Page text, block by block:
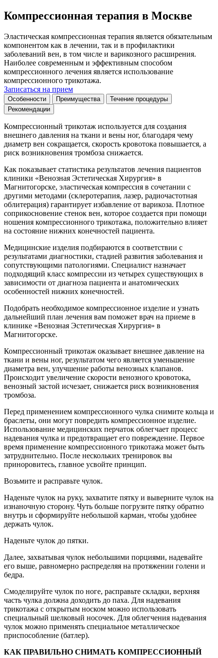
Компрессионная терапия в Москве
Эластическая компрессионная терапия является обязательным
компонентом как в лечении, так и в профилактики
заболеваний вен, в том числе и варикозного расширения.
Наиболее современным и эффективным способом
компрессионного лечения является использование
компрессионного трикотажа.
Записаться на прием
Особенности Преимущества
Течение процедуры
Рекомендации
Компрессионный трикотаж используется для создания
внешнего давления на ткани и вены ног, благодаря чему
диаметр вен сокращается, скорость кровотока повышается, а
риск возникновения тромбоза снижается.
Как показывает статистика результатов лечения пациентов
клиники «Венозная Эстетическая Хирургия» в
Магнитогорске, эластическая компрессия в сочетании с
другими методами (склеротерапия, лазер, радиочастотная
облитерация) гарантирует избавление от варикоза. Плотное
соприкосновение стенок вен, которое создается при помощи
ношения компрессионного трикотажа, положительно влияет
на состояние нижних конечностей пациента.
Медицинские изделия подбираются в соответствии с
результатами диагностики, стадией развития заболевания и
сопутствующими патологиями. Специалист назначает
подходящий класс компрессии из четырех существующих в
зависимости от диагноза пациента и анатомических
особенностей нижних конечностей.
Подобрать необходимое компрессионное изделие и узнать
дальнейший план лечения вам поможет врач на приеме в
клинике «Венозная Эстетическая Хирургия» в
Магнитогорске.
Компрессионный трикотаж оказывает внешнее давление на
ткани и вены ног, результатом чего является уменьшение
диаметра вен, улучшение работы венозных клапанов.
Происходит увеличение скорости венозного кровотока,
венозный застой исчезает, снижается риск возникновения
тромбоза.
Перед применением компрессионного чулка снимите кольца и
браслеты, они могут повредить компрессионное изделие.
Использование медицинских перчаток облегчает процесс
надевания чулка и предотвращает его повреждение. Первое
время применение компрессионного трикотажа может быть
затруднительно. После нескольких тренировок вы
приноровитесь, главное усвойте принцип.
Возьмите и расправьте чулок.
Наденьте чулок на руку, захватите пятку и выверните чулок на
изнаночную сторону. Чуть больше погрузите пятку обратно
внутрь и сформируйте небольшой карман, чтобы удобнее
держать чулок.
Наденьте чулок до пятки.
Далее, захватывая чулок небольшими порциями, надевайте
его выше, равномерно распределяя на протяжении голени и
бедра.
Смоделируйте чулок по ноге, расправьте складки, верхняя
часть чулка должна доходить до паха. Для надевания
трикотажа с открытым носком можно использовать
специальный шелковый носочек. Для облегчения надевания
чулок можно применять специальное металлическое
приспособление (батлер).
КАК ПРАВИЛЬНО СНИМАТЬ КОМПРЕССИОННЫЙ